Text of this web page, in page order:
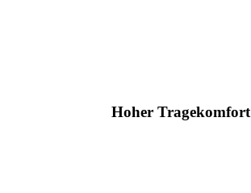
Hoher Tragekomfort